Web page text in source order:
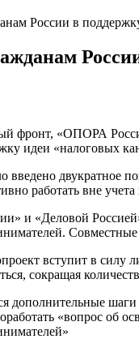
России в
фронт, «ОПОРА
идеи «налоговых
введено двукратное
работать вне
и «Деловой Россией»
вступит в
сокращая
дополнительные
«вопрос об